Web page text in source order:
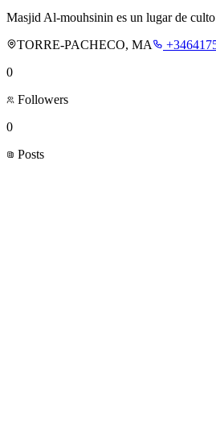
Masjid Al-mouhsinin es un lugar de
TORRE-PACHECO, MA
0
Followers
0
Posts